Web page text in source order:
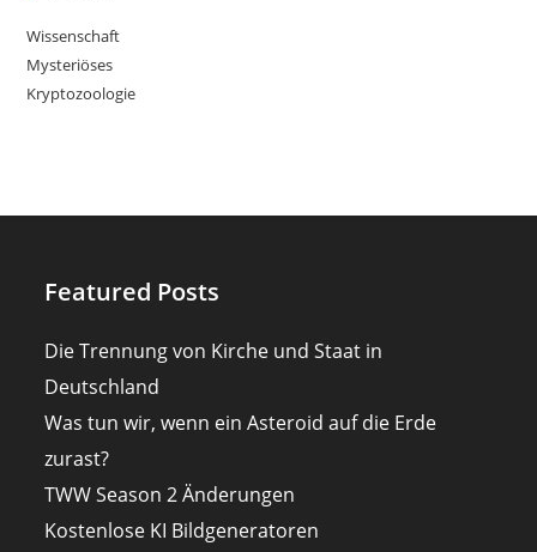
Wissenschaft
Mysteriöses
Kryptozoologie
Featured Posts
Die Trennung von Kirche und Staat in
Deutschland
Was tun wir, wenn ein Asteroid auf die Erde
zurast?
TWW Season 2 Änderungen
Kostenlose KI Bildgeneratoren